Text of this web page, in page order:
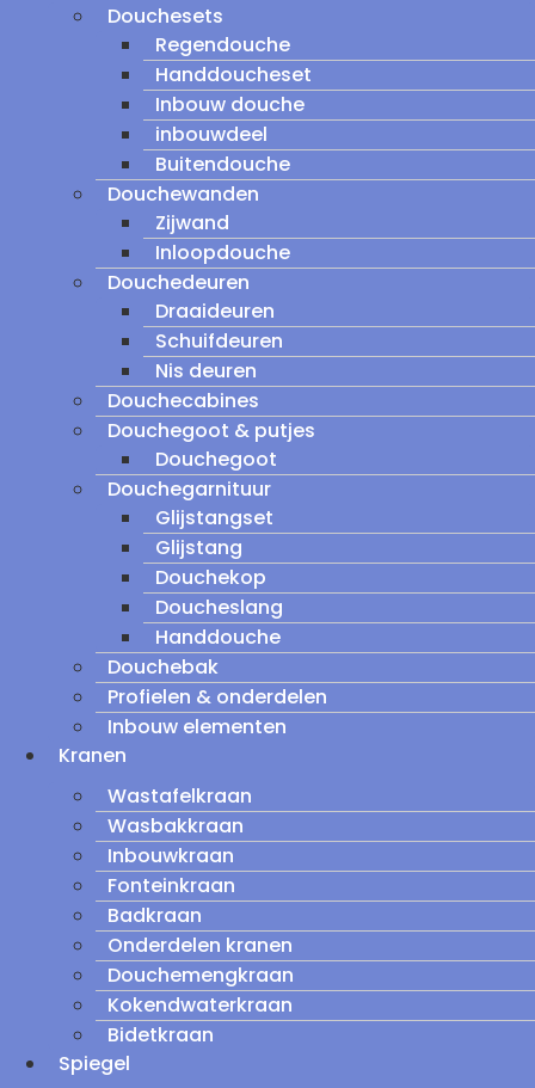
Douchesets
Regendouche
Handdoucheset
Inbouw douche
inbouwdeel
Buitendouche
Douchewanden
Zijwand
Inloopdouche
Douchedeuren
Draaideuren
Schuifdeuren
Nis deuren
Douchecabines
Douchegoot & putjes
Douchegoot
Douchegarnituur
Glijstangset
Glijstang
Douchekop
Doucheslang
Handdouche
Douchebak
Profielen & onderdelen
Inbouw elementen
Kranen
Wastafelkraan
Wasbakkraan
Inbouwkraan
Fonteinkraan
Badkraan
Onderdelen kranen
Douchemengkraan
Kokendwaterkraan
Bidetkraan
Spiegel